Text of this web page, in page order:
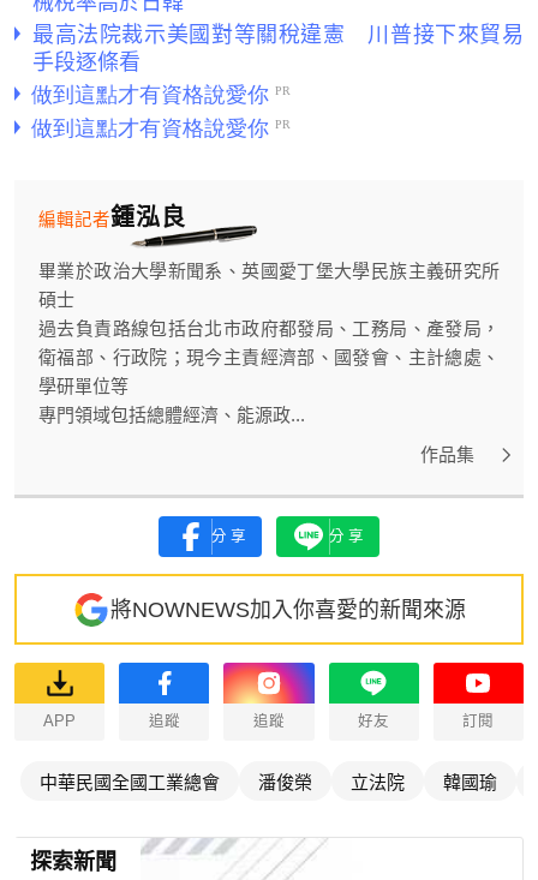
最高法院裁示美國對等關稅違憲 川普接下來貿易
手段逐條看
鍾泓良
編輯記者
畢業於政治大學新聞系、英國愛丁堡大學民族主義研究所
碩士
過去負責路線包括台北市政府都發局、工務局、產發局，
衛福部、行政院；現今主責經濟部、國發會、主計總處、
學研單位等
專門領域包括總體經濟、能源政...
作品集
分享 分享
將NOWNEWS加入你喜愛的新聞來源
APP 追蹤 追蹤 好友 訂閱
中華民國全國工業總會 潘俊榮 立法院 韓國瑜
探索新聞